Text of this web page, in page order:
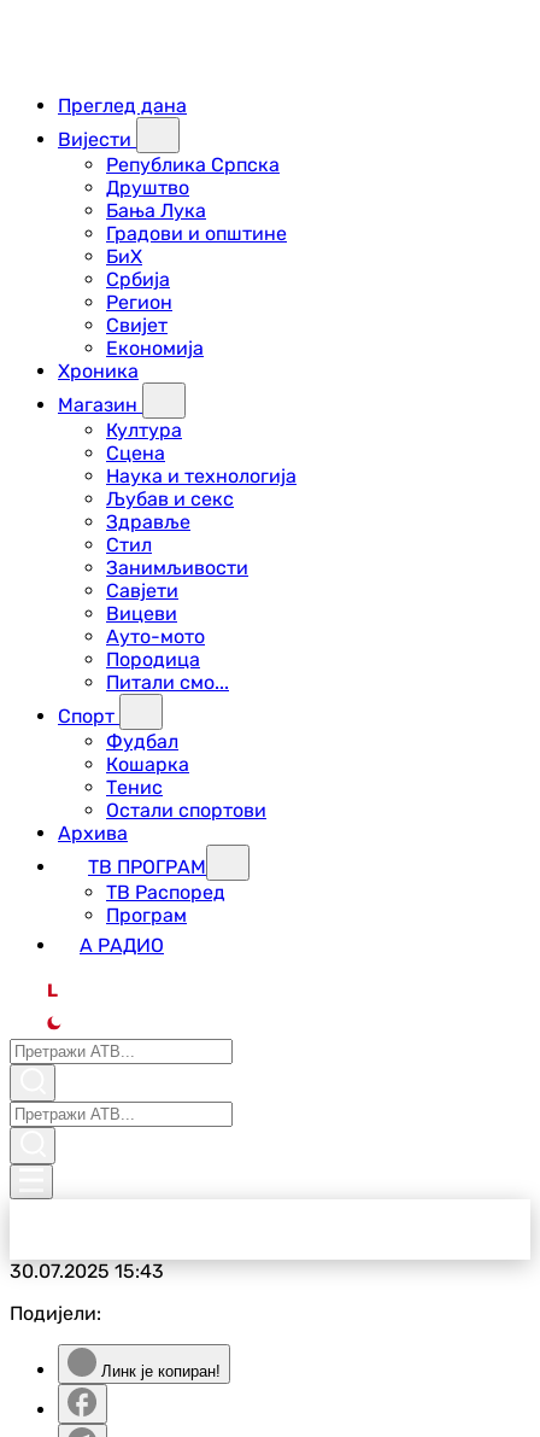
Преглед дана
Вијести
Република Српска
Друштво
Бања Лука
Градови и општине
БиХ
Србија
Регион
Свијет
Економија
Хроника
Магазин
Култура
Сцена
Наука и технологија
Љубав и секс
Здравље
Стил
Занимљивости
Савјети
Вицеви
Ауто-мото
Породица
Питали смо...
Спорт
Фудбал
Кошарка
Тенис
Остали спортови
Архива
ТВ ПРОГРАМ
ТВ Распоред
Програм
А РАДИО
L
30.07.202515:43
Подијели:
Линк је копиран!